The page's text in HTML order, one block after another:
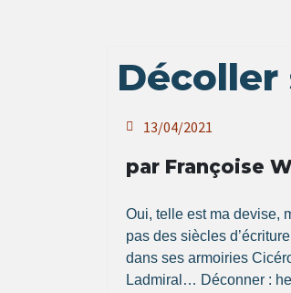
13/04/2021
par Françoise
Oui, telle est ma devise,
pas des siècles
dans ses armoiries
Ladmiral… Déconner :